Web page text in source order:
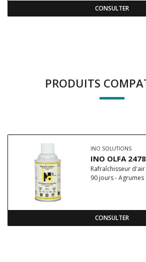
CONSULTER
PRODUITS
INO SOLUTIONS
INO OLFA 2478
Rafraîchisseur d'air - Recharge INO Élite
90 jours - Agrumes
CONSULTER